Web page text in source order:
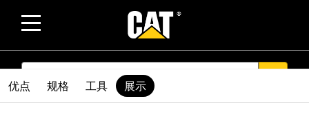
SEARCH
优点 规格 工具 展示